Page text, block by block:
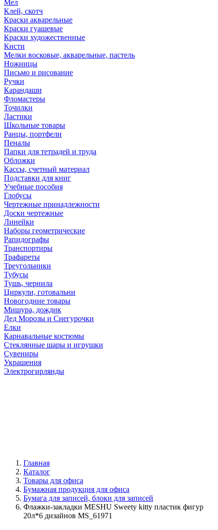
Мел
Клей, скотч
Краски акварельные
Краски гуашевые
Краски художественные
Кисти
Мелки восковые, акварельные, пастель
Ножницы
Письмо и рисование
Ручки
Карандаши
Фломастеры
Точилки
Ластики
Школьные товары
Ранцы, портфели
Пеналы
Папки для тетрадей и труда
Обложки
Кассы, счетный материал
Подставки для книг
Учебные пособия
Глобусы
Чертежные принадлежности
Доски чертежные
Линейки
Наборы геометрические
Рапидографы
Транспортиры
Трафареты
Треугольники
Тубусы
Тушь, чернила
Циркули, готовальни
Новогодние товары
Мишура, дождик
Дед Морозы и Снегурочки
Елки
Карнавальные костюмы
Стеклянные шары и игрушки
Сувениры
Украшения
Электрогирлянды
Главная
Каталог
Товары для офиса
Бумажная продукция для офиса
Бумага для записей, блоки для записей
Флажки-закладки MESHU Sweety kitty пластик фигур
20л*6 дизайнов MS_61971